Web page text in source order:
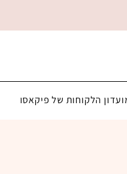
הלקוחות של פיקאסו